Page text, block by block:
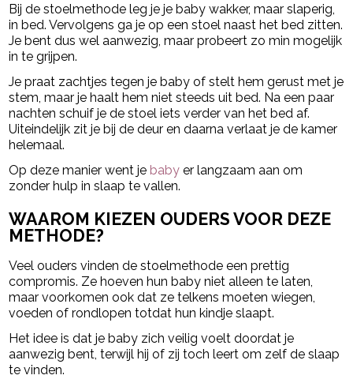
Bij de stoelmethode leg je je baby wakker, maar slaperig,
in bed. Vervolgens ga je op een stoel naast het bed zitten.
Je bent dus wel aanwezig, maar probeert zo min mogelijk
in te grijpen.
Je praat zachtjes tegen je baby of stelt hem gerust met je
stem, maar je haalt hem niet steeds uit bed. Na een paar
nachten schuif je de stoel iets verder van het bed af.
Uiteindelijk zit je bij de deur en daarna verlaat je de kamer
helemaal.
Op deze manier went je baby er langzaam aan om
zonder hulp in slaap te vallen.
WAAROM KIEZEN OUDERS VOOR DEZE
METHODE?
Veel ouders vinden de stoelmethode een prettig
compromis. Ze hoeven hun baby niet alleen te laten,
maar voorkomen ook dat ze telkens moeten wiegen,
voeden of rondlopen totdat hun kindje slaapt.
Het idee is dat je baby zich veilig voelt doordat je
aanwezig bent, terwijl hij of zij toch leert om zelf de slaap
te vinden.